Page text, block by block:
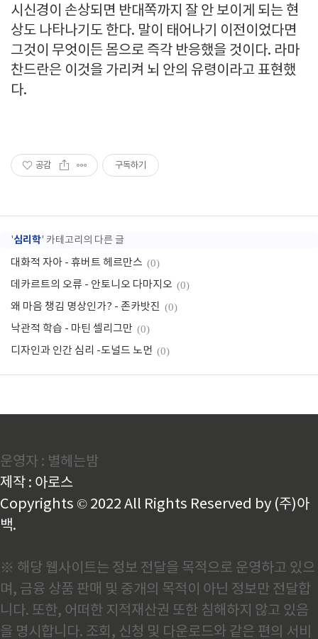
시신경이 손상되면 반대쪽까지 잘 안 보이게 되는 현
상도 나타나기도 한다. 말이 태어나기 이전이었다면
그것이 무엇이든 몸으로 즉각 반응했을 것이다. 라마
찬드란은 이것을 가리켜 뇌 안의 유령이라고 표현했
다.
공감 구독하기
'심리학' 카테고리의 다른 글
대화적 자아 - 휴버트 헤르만스 (0)
데카르트의 오류 - 안토니오 다마지오 (0)
왜 마음 챙김 명상인가? - 존카밧진 (0)
낙관적 학습 - 마틴 셀리그만 (0)
디자인과 인간 심리 -도널드 노먼 (0)
운영자 : 별헤는밤
제작 : 아로스
Copyrights © 2022 All Rights Reserved by (주)아
백.
※ 해당 웹사이트는 정보 전달을 목적으로 운영하고 있으
며, 금융 상품 판매 및 중개의 목적이 아닌 정보만 전달합
니다. 또한, 어떠한 지적재산권 또한 침해하지 않고 있음
을 명시합니다. 조회, 신청 및 다운로드와 같은 편의 서비